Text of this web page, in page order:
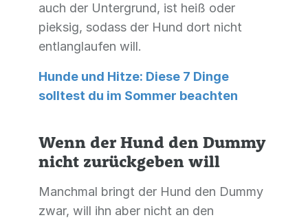
auch der Untergrund, ist heiß oder
pieksig, sodass der Hund dort nicht
entlanglaufen will.
Hunde und Hitze: Diese 7 Dinge
solltest du im Sommer beachten
Wenn der Hund den Dummy
nicht zurückgeben will
Manchmal bringt der Hund den Dummy
zwar, will ihn aber nicht an den